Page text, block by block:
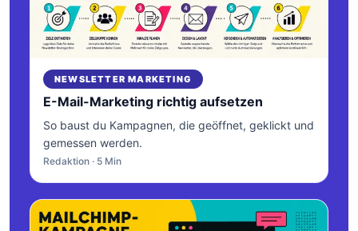
NEWSLETTER MARKETING
E-Mail-Marketing richtig aufsetzen
So baust du Kampagnen, die geöffnet, geklickt und
gemessen werden.
Redaktion · 5 Min